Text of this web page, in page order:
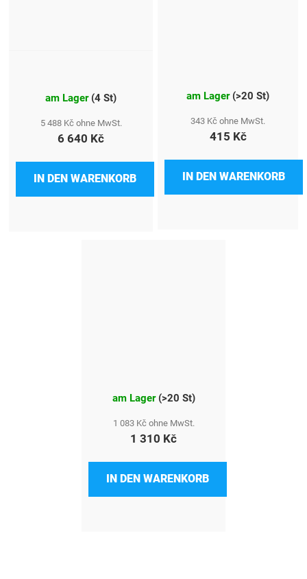
am Lager (4 St)
5 488 Kč ohne MwSt.
6 640 Kč
IN DEN WARENKORB
am Lager (>20 St)
343 Kč ohne MwSt.
415 Kč
IN DEN WARENKORB
am Lager (>20 St)
1 083 Kč ohne MwSt.
1 310 Kč
IN DEN WARENKORB